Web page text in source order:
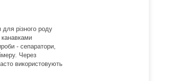
різного роду
- сепаратори,
Через
використовують